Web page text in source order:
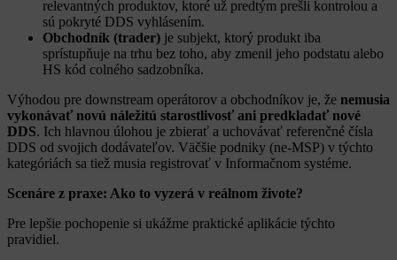
relevantných produktov, ktoré už predtým prešli kontrolou a
sú pokryté DDS vyhlásením.
Obchodník (trader) je subjekt, ktorý produkt iba
sprístupňuje na trhu bez toho, aby zmenil jeho podstatu alebo
HS kód colného sadzobníka.
Výhodou pre downstream operátorov a obchodníkov je, že nemusia
vykonávať novú náležitú starostlivosť ani predkladať nové
DDS. Ich hlavnou úlohou je zbierať a uchovávať referenčné čísla
DDS od svojich dodávateľov. Väčšie podniky (ne-MSP) v týchto
kategóriách sa tiež musia registrovať v Informačnom systéme.
Scenáre z praxe: Ako to vyzerá v reálnom živote?
Pre lepšie pochopenie si ukážme praktické aplikácie týchto
pravidiel.